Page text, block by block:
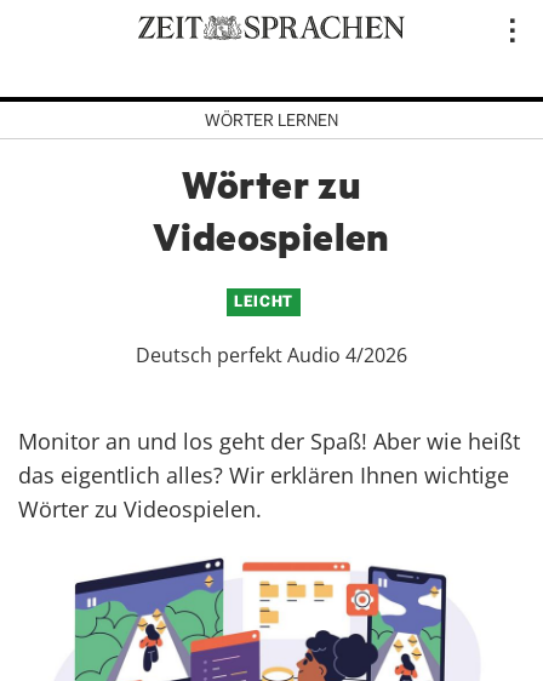
WÖRTER LERNEN
Wörter zu
Videospielen
LEICHT
Deutsch perfekt Audio 4/2026
Monitor an und los geht der Spaß! Aber wie heißt
das eigentlich alles? Wir erklären Ihnen wichtige
Wörter zu Videospielen.